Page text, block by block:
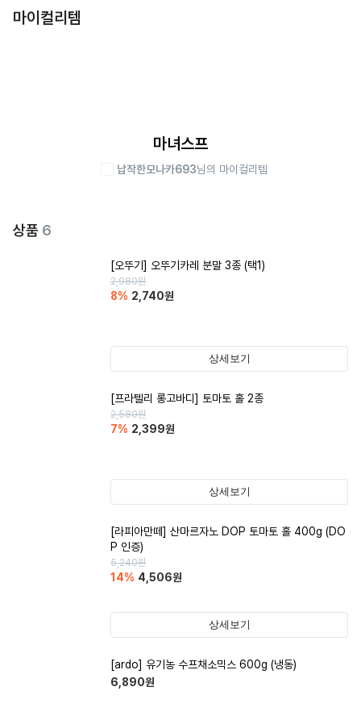
마이컬리템
마녀스프
납작한모나카693님의 마이컬리템
상품 6
[오뚜기] 오뚜기카레 분말 3종 (택1)
2,980원
8% 2,740원
상세보기
[프라텔리 롱고바디] 토마토 홀 2종
2,580원
7% 2,399원
상세보기
[라피아만떼] 산마르자노 DOP 토마토 홀 400g (DO
P 인증)
5,240원
14% 4,506원
상세보기
[ardo] 유기농 수프채소믹스 600g (냉동)
6,890원